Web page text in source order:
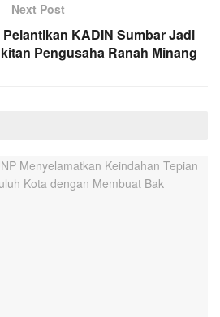
Next Post
KADIN Sumbar Jadi
Pengusaha Ranah Minang